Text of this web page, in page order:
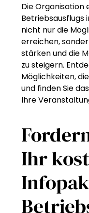
Die Organisation
Betriebsausflugs
nicht nur die
erreichen,
stärken und die
zu steigern.
Möglichkeiten,
und finden Sie
Ihre
Ihr